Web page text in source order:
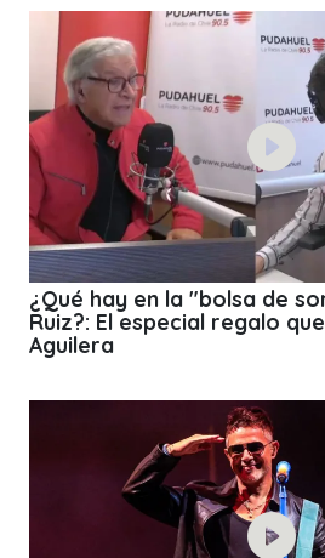
¿Qué hay en la "bolsa de
Ruiz?: El especial regalo
Aguilera